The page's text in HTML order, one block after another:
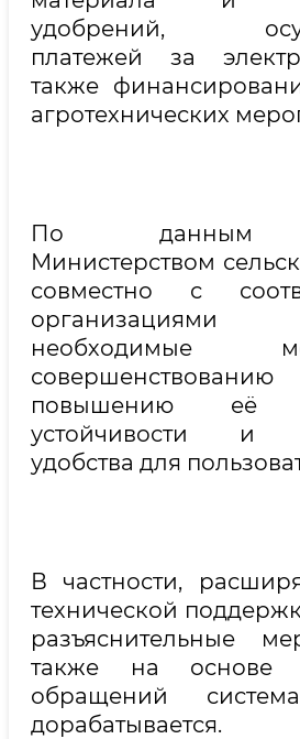
удобрений,
платежей за
также
агротехнических
По данным
Министерством
совместно с
организациями
повышению её
устойчивости и
удобства для
В частности,
технической
разъяснительные
также на основе
обращений
дорабатывается.